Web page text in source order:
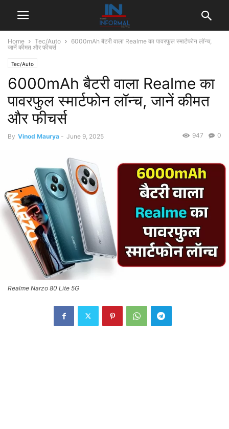
Home Tec/Auto
6000mAh बैटरी वाला Realme का पावरफुल स्मार्टफोन लॉन्च,
जानें कीमत और फीचर्स
Tec/Auto
6000mAh बैटरी वाला Realme का
पावरफुल स्मार्टफोन लॉन्च, जानें कीमत
और फीचर्स
By Vinod Maurya - June 9, 2025 0
947
Realme Narzo 80 Lite 5G